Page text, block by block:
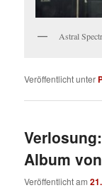
Astral
Veröffentlicht unter
Album
Veröffentlicht am